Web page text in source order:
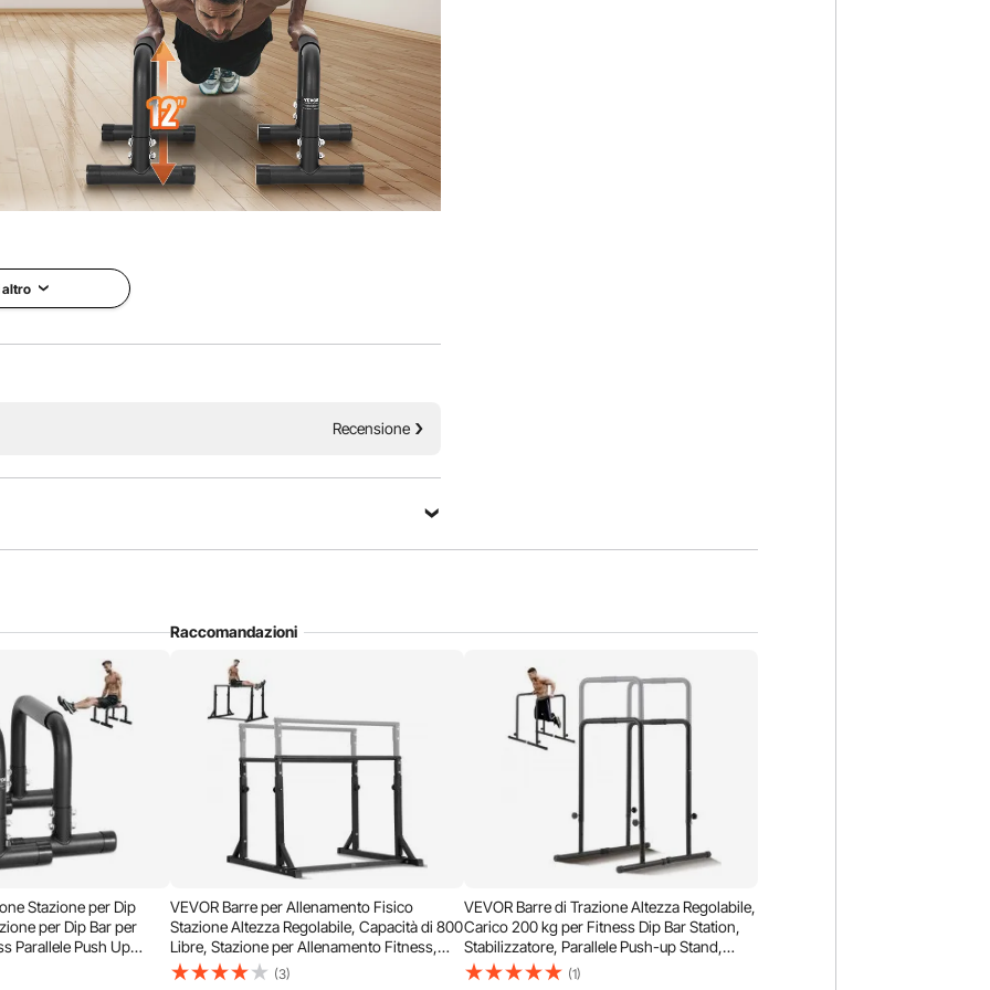
più in forma e più sano.
di allenamento. È realizzato in acciaio temprato ed è
un supporto affidabile ad ogni ripetizione: un must
di casa.
altro
Recensione
Raccomandazioni
Stazione per Dip
per Dip Bar per
Parallele Push Up
per Allenamento della
VEVOR Barre per Allenamento Fisico
Stazione Altezza Regolabile, Capacità di 800
Libre, Stazione per Allenamento Fitness,
Stabilizzatore, Parallele per Push Up, Barre
Parallele
(3)
VEVOR Barre di Trazione Altezza Regolabile,
Carico 200 kg per Fitness Dip Bar Station,
Stabilizzatore, Parallele Push-up Stand,
Parallele Barre per Allenamento Forza da
Palestra da Casa
(1)